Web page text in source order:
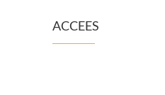
ACCEES